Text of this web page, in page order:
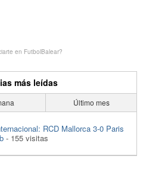
en FutbolBalear?
más leídas
Último mes
RCD Mallorca 3-0 Paris
- 155 visitas